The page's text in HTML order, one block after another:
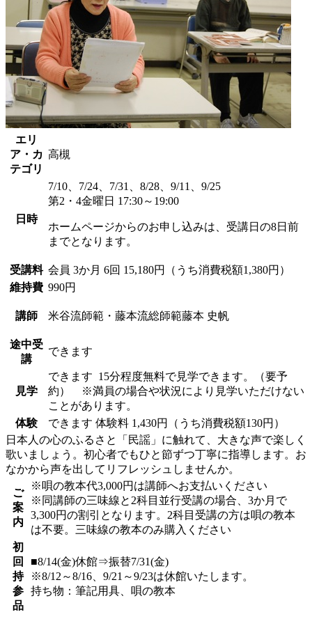
エリ
ア・カ
テゴリ
高槻
日時
7/10、7/24、7/31、8/28、9/11、9/25
第2・4金曜日 17:30～19:00
ホームページからのお申し込みは、受講日の8日前
までとなります。
受講料 会員 3か月 6回 15,180円（うち消費税額1,380円）
維持費 990円
講師 米谷流師範・藤本流総師範藤本 史帆
途中受
講
できます
見学
できます 15分程度無料で見学できます。（要予
約） ※満員の場合や状況により見学いただけない
ことがあります。
体験
できます 体験料 1,430円（うち消費税額130円）
日本人の心のふるさと「民謡」に触れて、大きな声で楽しく
歌いましょう。初心者でもひと節ずつ丁寧に指導します。お
なかから声を出してリフレッシュしませんか。
ご
案
内
※唄の教本代3,000円は講師へお支払いください
※同講師の三味線と2科目並行受講の場合、3か月で
3,300円の割引となります。2科目受講の方は唄の教本
は不要。三味線の教本のみ購入ください
初
回
持
参
品
■8/14(金)休館⇒振替7/31(金)
※8/12～8/16、9/21～9/23は休館いたします。
持ち物：筆記用具、唄の教本